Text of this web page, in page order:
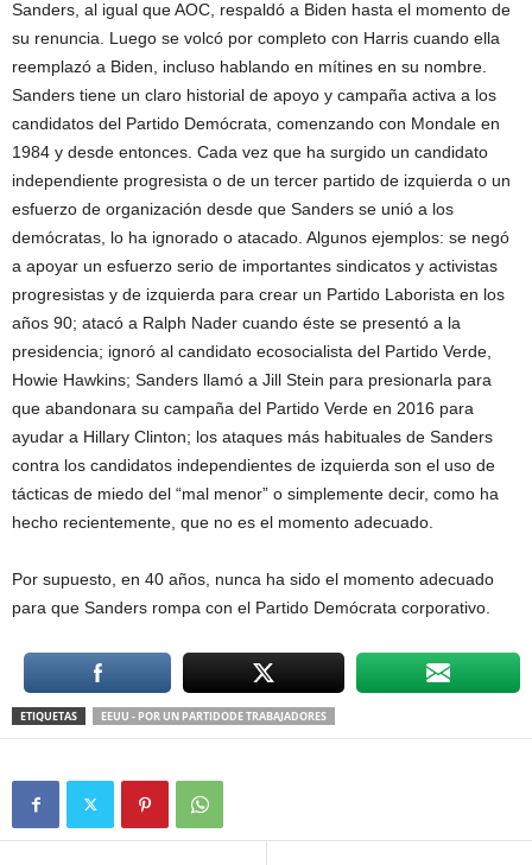
Sanders, al igual que AOC, respaldó a Biden hasta el momento de
su renuncia. Luego se volcó por completo con Harris cuando ella
reemplazó a Biden, incluso hablando en mítines en su nombre.
Sanders tiene un claro historial de apoyo y campaña activa a los
candidatos del Partido Demócrata, comenzando con Mondale en
1984 y desde entonces. Cada vez que ha surgido un candidato
independiente progresista o de un tercer partido de izquierda o un
esfuerzo de organización desde que Sanders se unió a los
demócratas, lo ha ignorado o atacado. Algunos ejemplos: se negó
a apoyar un esfuerzo serio de importantes sindicatos y activistas
progresistas y de izquierda para crear un Partido Laborista en los
años 90; atacó a Ralph Nader cuando éste se presentó a la
presidencia; ignoró al candidato ecosocialista del Partido Verde,
Howie Hawkins; Sanders llamó a Jill Stein para presionarla para
que abandonara su campaña del Partido Verde en 2016 para
ayudar a Hillary Clinton; los ataques más habituales de Sanders
contra los candidatos independientes de izquierda son el uso de
tácticas de miedo del “mal menor” o simplemente decir, como ha
hecho recientemente, que no es el momento adecuado.
Por supuesto, en 40 años, nunca ha sido el momento adecuado
para que Sanders rompa con el Partido Demócrata corporativo.
ETIQUETAS EEUU - POR UN PARTIDODE TRABAJADORES